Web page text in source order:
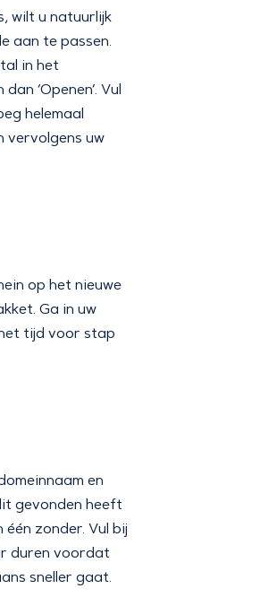
wilt u natuurlijk
aan te passen.
in het
‘Openen’. Vul
helemaal
vervolgens uw
op het nieuwe
Ga in uw
tijd voor stap
en
gevonden heeft
zonder. Vul bij
duren voordat
sneller gaat.